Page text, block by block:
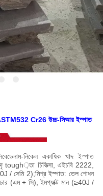
Cr26 উচ্চ-সিআর ইস্পাত
নিকেল একাধিক খাদ ইস্পাত
দৃ tough়তা চিকিত্সা, এইচবি 2222,
/ সেমি 2);মিশ্র ইস্পাত: তেল শোধন
(এম + সি), ইমপ্যাক্ট মান (≥40J /